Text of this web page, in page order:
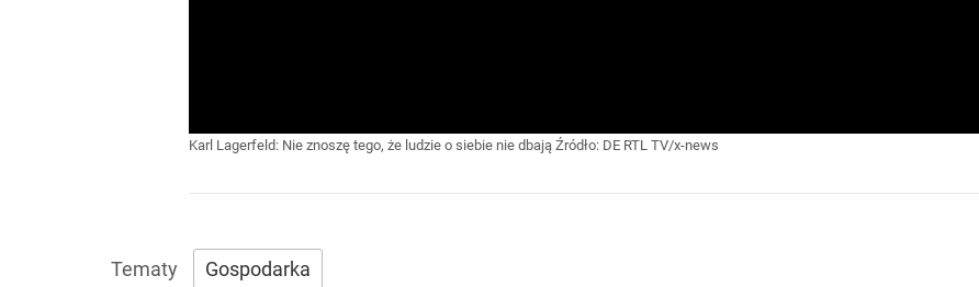
Karl Lagerfeld: Nie znoszę tego, że ludzie o siebie nie dbają Źródło: DE RTL TV/x-news
Gospodarka